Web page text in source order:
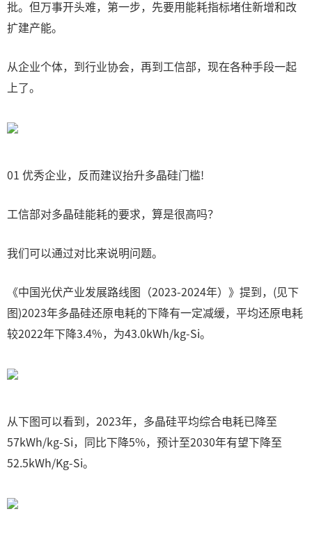
批。但万事开头难，第一步，先要用能耗指标堵住新增和改
扩建产能。
从企业个体，到行业协会，再到工信部，现在各种手段一起
上了。
01 优秀企业，反而建议抬升多晶硅门槛!
工信部对多晶硅能耗的要求，算是很高吗？
我们可以通过对比来说明问题。
《中国光伏产业发展路线图（2023-2024年）》提到，(见下
图)2023年多晶硅还原电耗的下降有一定减缓，平均还原电耗
较2022年下降3.4%，为43.0kWh/kg-Si。
从下图可以看到，2023年，多晶硅平均综合电耗已降至
57kWh/kg-Si，同比下降5%，预计至2030年有望下降至
52.5kWh/Kg-Si。